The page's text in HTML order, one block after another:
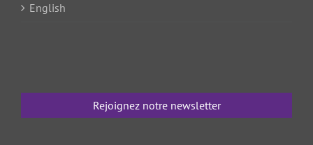
English
Rejoignez notre newsletter